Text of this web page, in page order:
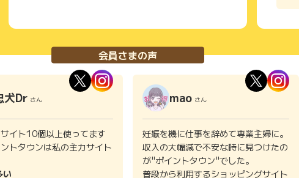
会員さまの声
犬Dr さん
イト10個以上使ってます
トタウンは私の主力サイト
mao さん
妊娠を機に仕事を辞めて専業主婦に。
収入の大幅減で不安な時に見つけたの
が"ポイントタウン"でした。
普段から利用するショッピングサイト